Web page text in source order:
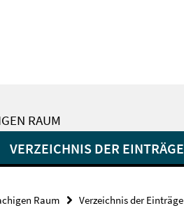
RAUM
VERZEICHNIS DER EINTRÄGE
Raum Verzeichnis der Einträge